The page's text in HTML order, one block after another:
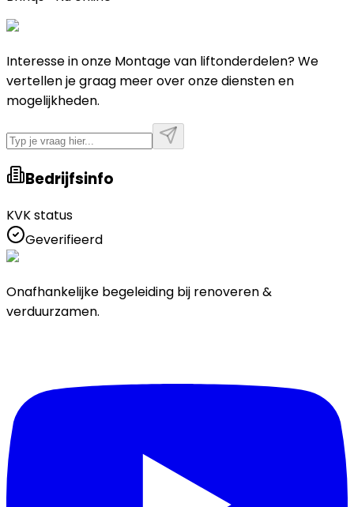
Interesse in onze Montage van liftonderdelen? We
vertellen je graag meer over onze diensten en
mogelijkheden.
Bedrijfsinfo
KVK status
Geverifieerd
Onafhankelijke begeleiding bij renoveren &
verduurzamen.